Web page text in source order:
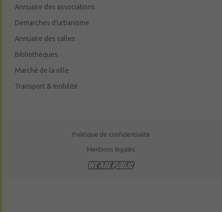
Annuaire des associations
Démarches d’urbanisme
Annuaire des salles
Bibliothèques
Marché de la ville
Transport & mobilité
Politique de confidentialité
Mentions légales